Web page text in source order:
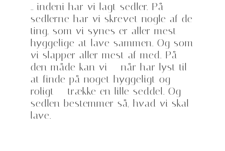
.. indeni har vi lagt sedler. På
sedlerne har vi skrevet nogle af de
ting, som vi synes er aller mest
hyggelige at lave sammen. Og som
vi slapper aller mest af med. På
den måde kan vi – når har lyst til
at finde på noget hyggeligt og
roligt – trække en lille seddel. Og
sedlen bestemmer så, hvad vi skal
lave.